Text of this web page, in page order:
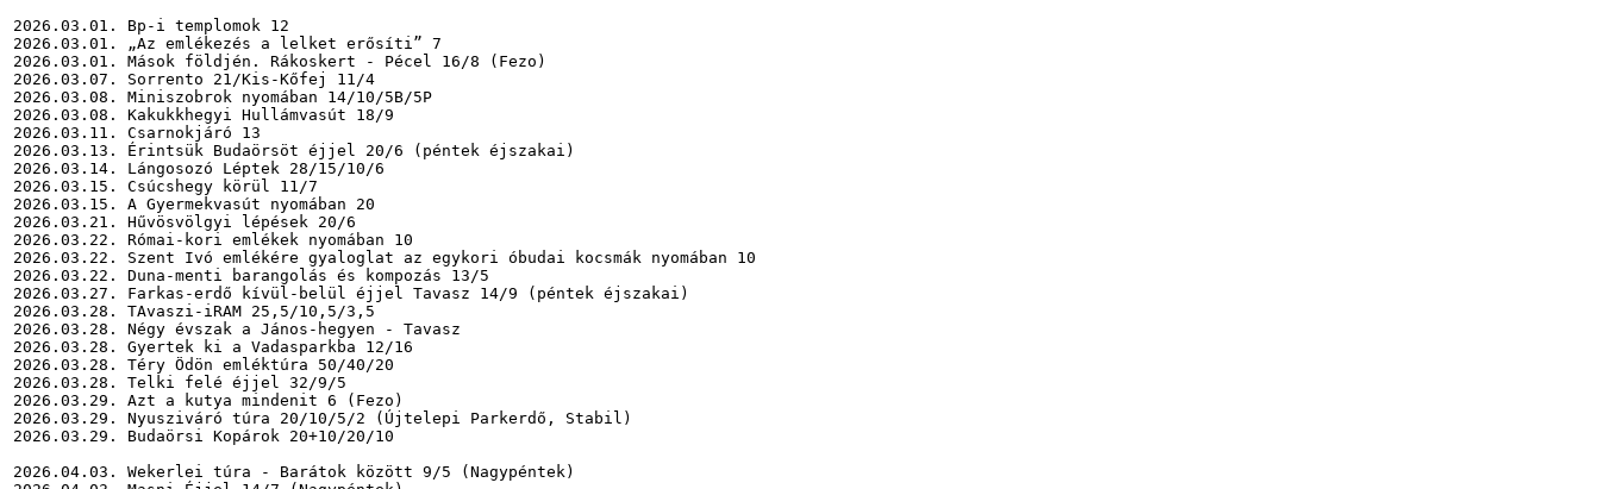
2026.03.01. Bp-i templomok 12
2026.03.01. „Az emlékezés a lelket erősíti” 7
2026.03.01. Mások földjén. Rákoskert - Pécel 16/8 (Fezo)
2026.03.07. Sorrento 21/Kis-Kőfej 11/4
2026.03.08. Miniszobrok nyomában 14/10/5B/5P
2026.03.08. Kakukkhegyi Hullámvasút 18/9
2026.03.11. Csarnokjáró 13
2026.03.13. Érintsük Budaörsöt éjjel 20/6 (péntek éjszakai)
2026.03.14. Lángosozó Léptek 28/15/10/6
2026.03.15. Csúcshegy körül 11/7
2026.03.15. A Gyermekvasút nyomában 20
2026.03.21. Hűvösvölgyi lépések 20/6
2026.03.22. Római-kori emlékek nyomában 10
2026.03.22. Szent Ivó emlékére gyaloglat az egykori óbudai kocsmák nyomában 10
2026.03.22. Duna-menti barangolás és kompozás 13/5
2026.03.27. Farkas-erdő kívül-belül éjjel Tavasz 14/9 (péntek éjszakai)
2026.03.28. TAvaszi-iRAM 25,5/10,5/3,5
2026.03.28. Négy évszak a János-hegyen - Tavasz
2026.03.28. Gyertek ki a Vadasparkba 12/16
2026.03.28. Téry Ödön emléktúra 50/40/20
2026.03.28. Telki felé éjjel 32/9/5
2026.03.29. Azt a kutya mindenit 6 (Fezo)
2026.03.29. Nyusziváró túra 20/10/5/2 (Újtelepi Parkerdő, Stabil)
2026.03.29. Budaörsi Kopárok 20+10/20/10
2026.04.03. Wekerlei túra - Barátok között 9/5 (Nagypéntek)